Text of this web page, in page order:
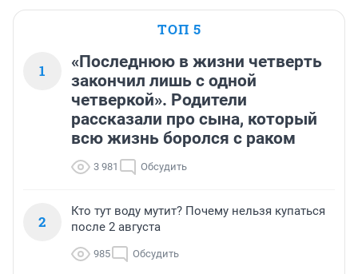
ТОП 5
1
«Последнюю в жизни четверть
закончил лишь с одной
четверкой». Родители
рассказали про сына, который
всю жизнь боролся с раком
3 981 Обсудить
2
Кто тут воду мутит? Почему нельзя купаться
после 2 августа
985 Обсудить